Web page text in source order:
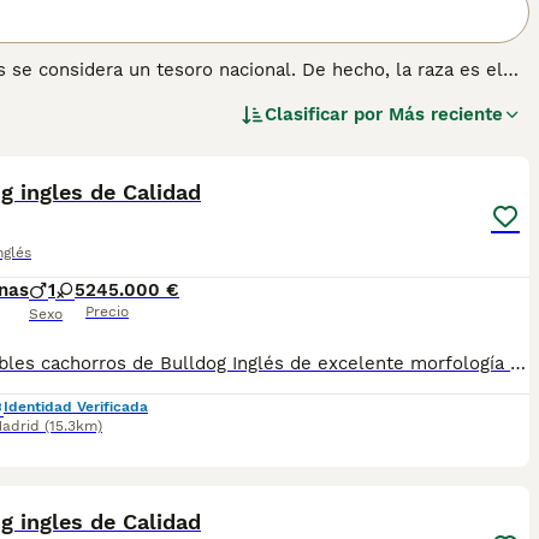
considera un tesoro nacional. De hecho, la raza es el
que vemos hoy se originó a mediados del siglo XIX. Los
sobre esta raza de perro.
Clasificar por Más reciente
ingles de Calidad
1 5
Sexo
245.000 €
Precio
Disponibles cachorros de Bulldog Inglés de excelente morfología y temperamento. Disponibles para reservar. Padres sanos y con buena genética. Criados en entorno familiar, socializados desde el primer día y con todos los cuidados veterinarios Atiendo WhatsApp y llamadas
Identidad Verificada
(15.3km)
ingles de Calidad